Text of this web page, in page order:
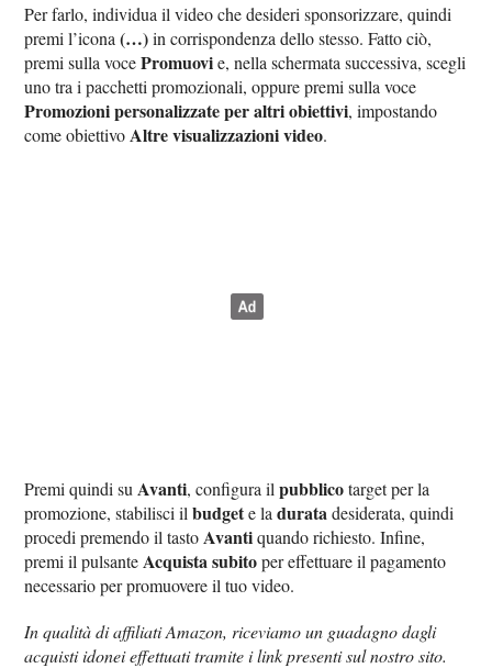
Per farlo, individua il video che desideri sponsorizzare, quindi
premi l’icona(…)in corrispondenza dello stesso. Fatto ciò,
premi sulla vocePromuovie, nella schermata successiva, scegli
uno tra i pacchetti promozionali, oppure premi sulla voce
Promozioni personalizzate per altri obiettivi, impostando
come obiettivo Altre visualizzazioni video.
Premi quindi su Avanti, configura ilpubblicotarget per la
promozione, stabilisci ilbudgete laduratadesiderata, quindi
procedi premendo il tasto Avantiquando richiesto. Infine,
premi il pulsante Acquista subitoper effettuare il pagamento
necessario per promuovere il tuo video.
In qualità di affiliati Amazon, riceviamo un guadagno dagli
acquisti idonei effettuati tramite i link presenti sul nostro sito.